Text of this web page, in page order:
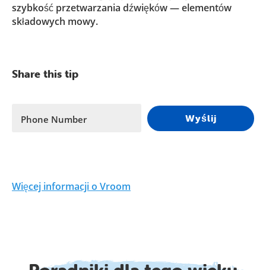
szybkość przetwarzania dźwięków — elementów
składowych mowy.
Share this tip
Phone Number Wyślij
Więcej informacji o Vroom